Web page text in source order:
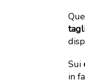
Sui
in